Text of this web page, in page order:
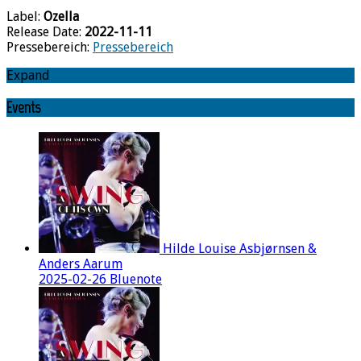
Label: Ozella
Release Date: 2022-11-11
Pressebereich: Pressebereich
Expand
Events
Hilde Louise Asbjørnsen &
Anders Aarum
2025-02-26 Bluenote